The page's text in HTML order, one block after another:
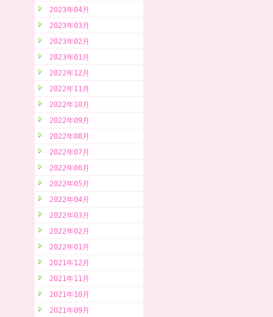
2023年04月
2023年03月
2023年02月
2023年01月
2022年12月
2022年11月
2022年10月
2022年09月
2022年08月
2022年07月
2022年06月
2022年05月
2022年04月
2022年03月
2022年02月
2022年01月
2021年12月
2021年11月
2021年10月
2021年09月